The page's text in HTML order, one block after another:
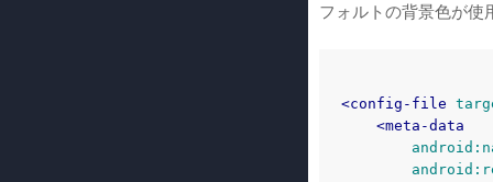
フォルトの背景色が使
<config-file
<meta-data